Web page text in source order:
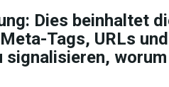
Dies beinhaltet
Tags, URLs
signalisieren,